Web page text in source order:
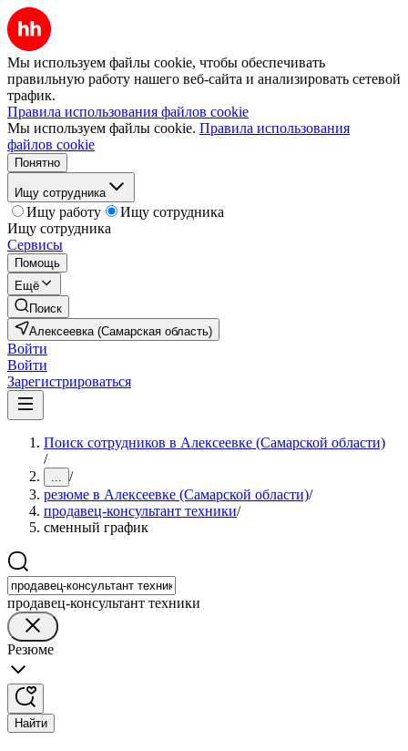
Мы используем файлы cookie, чтобы обеспечивать
правильную работу нашего веб-сайта и анализировать сетевой
трафик.
Правила использования файлов cookie
Мы используем файлы cookie. Правила использования
файлов cookie
Понятно
Ищу сотрудника
Ищу работу
Ищу сотрудника
Ищу сотрудника
Сервисы
Помощь
Ещё
Поиск
Алексеевка (Самарская область)
Войти
Войти
Зарегистрироваться
Поиск сотрудников в Алексеевке (Самарской области)
/
... /
резюме в Алексеевке (Самарской области)/
продавец-консультант техники/
сменный график
продавец-консультант техники
Резюме
Найти